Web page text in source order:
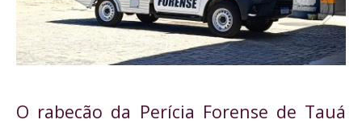
O rabecão da Perícia Forense de Tauá